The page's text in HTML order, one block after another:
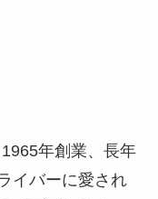
年創業、長年
イバーに愛され